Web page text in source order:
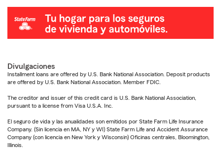
Divulgaciones
Installment loans are offered by U.S. Bank National Association. Deposit products
are offered by U.S. Bank National Association. Member FDIC.
The creditor and issuer of this credit card is U.S. Bank National Association,
pursuant to a license from Visa U.S.A. Inc.
El seguro de vida y las anualidades son emitidos por State Farm Life Insurance
Company. (Sin licencia en MA, NY y WI) State Farm Life and Accident Assurance
Company (con licencia en New York y Wisconsin) Oficinas centrales, Bloomington,
Illinois.